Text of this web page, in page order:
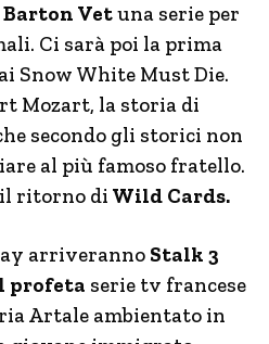
Barton Vetuna serie per
Ci sarà poi la prima
Snow White Must Die.
Mozart, la storia di
secondo gli storici non
al più famoso fratello.
il ritorno di Wild Cards.
arriveranno Stalk 3
profeta serie tv francese
Artale ambientato in